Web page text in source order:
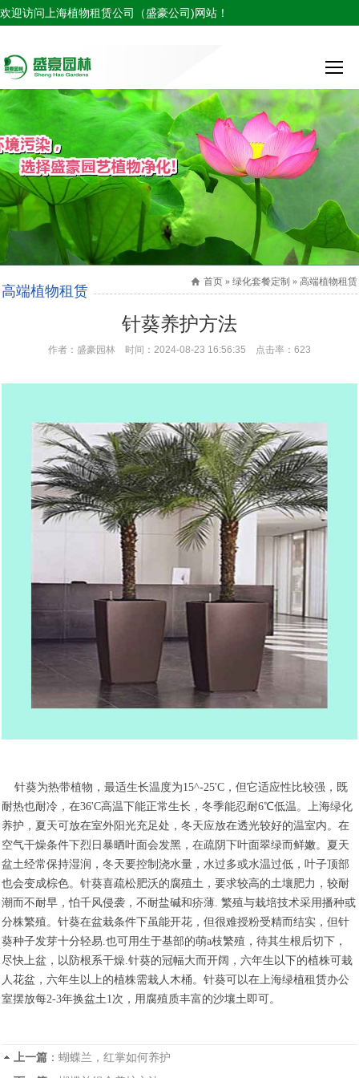
欢迎访问上海植物租赁公司（盛豪公司)网站！
高端植物租赁
首页 » 绿化套餐定制 » 高端植物租赁
针葵养护方法
作者：盛豪园林 时间：2024-08-23 16:56:35 点击率： 623
针葵为热带植物，最适生长温度为15^-25'C，但它适应性比较强，既
耐热也耐冷，在36'C高温下能正常生长，冬季能忍耐6℃低温。上海绿化
养护，夏天可放在室外阳光充足处，冬天应放在透光较好的温室内。在
空气干燥条件下烈日暴晒叶面会发黑，在疏阴下叶面翠绿而鲜嫩。夏天
盆土经常保持湿润，冬天要控制浇水量，水过多或水温过低，叶子顶部
也会变成棕色。针葵喜疏松肥沃的腐殖土，要求较高的土壤肥力，较耐
潮而不耐早，怕千风侵袭，不耐盐碱和疥薄.繁殖与栽培技术采用播种或
分株繁殖。针葵在盆栽条件下虽能开花，但很难授粉受精而结实，但针
葵种子发芽十分轻易.也可用生于基部的萌a枝繁殖，待其生根后切下，
尽快上盆，以防根系干燥.针葵的冠幅大而开阔，六年生以下的植株可栽
人花盆，六年生以上的植株需栽人木桶。针葵可以在上海绿植租赁办公
室摆放每2-3年换盆土1次，用腐殖质丰富的沙壤土即可。
上一篇 ：蝴蝶兰，红掌如何养护